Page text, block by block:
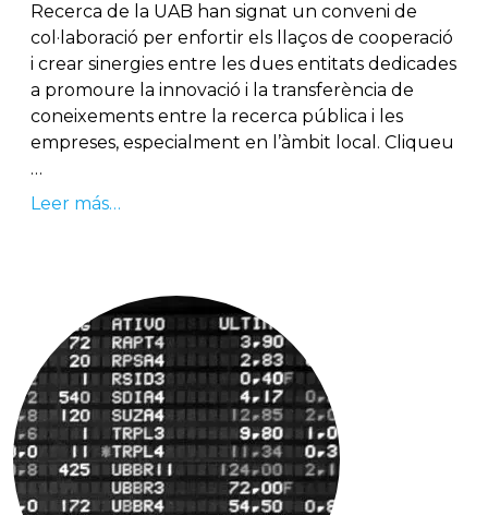
Recerca de la UAB han signat un conveni de
col·laboració per enfortir els llaços de cooperació
i crear sinergies entre les dues entitats dedicades
a promoure la innovació i la transferència de
coneixements entre la recerca pública i les
empreses, especialment en l’àmbit local. Cliqueu
…
Leer más…